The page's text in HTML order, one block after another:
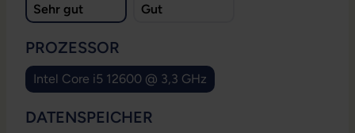
Sehr gut
Gut
PROZESSOR
Intel Core i5 12600 @ 3,3 GHz
DATENSPEICHER